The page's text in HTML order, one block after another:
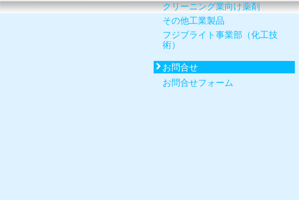
クリーニング業向け薬剤
その他工業製品
フジブライト事業部（化工技
術）
お問合せ
お問合せフォーム